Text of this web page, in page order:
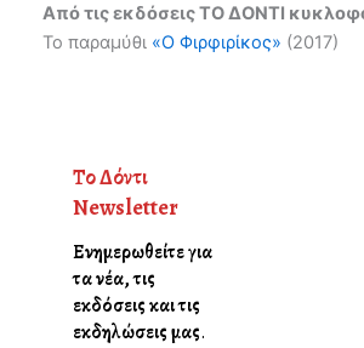
Από τις εκδόσεις ΤΟ ΔΟΝΤΙ
Το παραμύθι «Ο Φιρφιρίκος» (2017)
Το Δόντι
Newsletter
Ενημερωθείτε για
τα νέα, τις
εκδόσεις και τις
εκδηλώσεις μας.